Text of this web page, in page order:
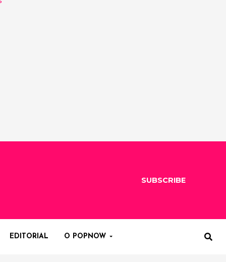
SUBSCRIBE
EDITORIAL O POPNOW